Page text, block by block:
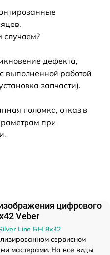
случаем?
дефекта,
выполненной работой
запчасти).
поломка, отказ в
при
цифрового
Veber
Line БН 8x42
сервисном
мастерами. На все виды